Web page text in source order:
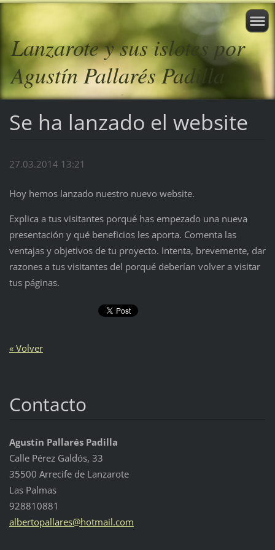
Lanzarote y sus islotes por
Agustín Pallarés Padilla
Se ha lanzado el website
27.03.2014 13:21
Hoy hemos lanzado nuestro nuevo website.
Explica a tus visitantes porqué has empezado una nueva
presentación y qué beneficios les aporta. Comenta las
ventajas y objetivos de tu proyecto. Intenta, brevemente, dar
razones a tus visitantes del porqué deberían volver a visitar
tus páginas.
« Volver
Contacto
Agustín Pallarés Padilla
Calle Pérez Galdós, 33
35500 Arrecife de Lanzarote
Las Palmas
928810881
albertopallares@hotmail.com